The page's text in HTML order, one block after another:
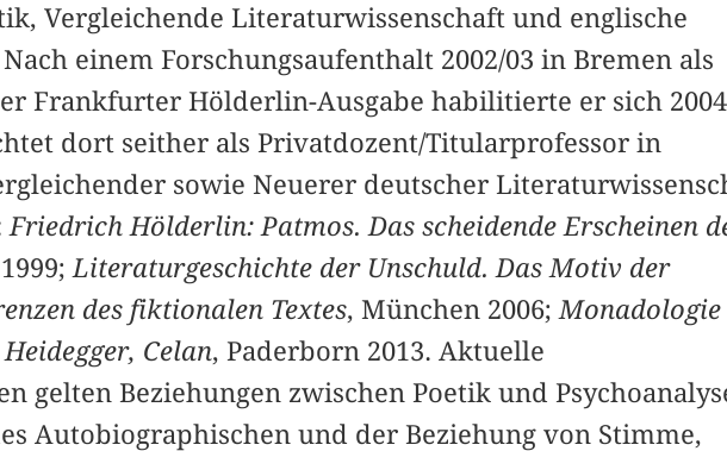
Vergleichende Literaturwissenschaft und englische
einem Forschungsaufenthalt 2002/03 in Bremen als
Frankfurter Hölderlin-Ausgabe habilitierte er sich
dort seither als Privatdozent/Titularprofessor in
sowie Neuerer deutscher
Friedrich Hölderlin: Patmos. Das scheidende Erscheinen
Literaturgeschichte der Unschuld. Das Motiv der
des fiktionalen Textes, München 2006; Monadologie
Celan, Paderborn 2013. Aktuelle
gelten Beziehungen zwischen Poetik und
Autobiographischen und der Beziehung von Stimme,